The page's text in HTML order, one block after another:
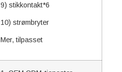
9) stikkontakt*6
10) strømbryter
Mer, tilpasset